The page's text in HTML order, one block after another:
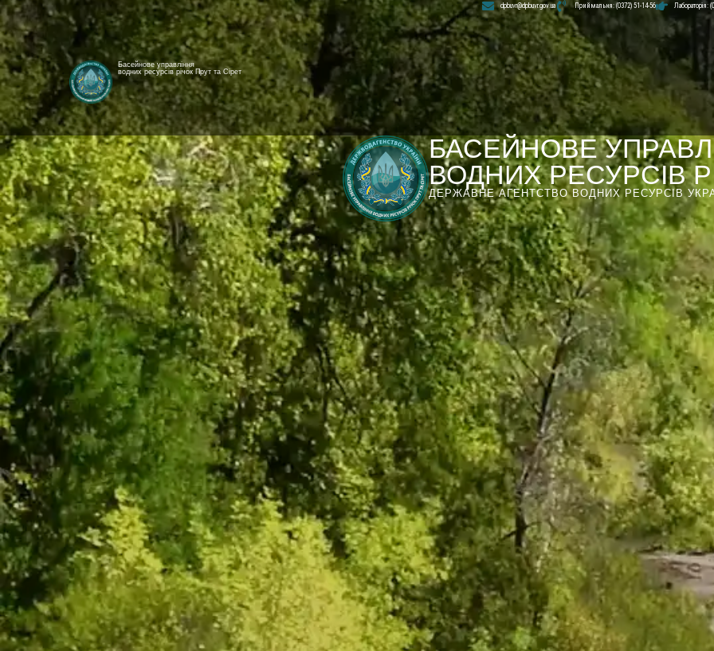
[newyear_garland]
Басейнове управління
водних ресурсів річок Прут та Сірет
Лабораторія:
dpbuvr@dpbuvr.gov.ua Приймальня: (0372) 51-14-56
БАСЕЙНОВЕ
ВОДНИХ РЕСУРСІВ
ДЕРЖАВНЕ АГЕНТСТВО ВОДНИХ РЕСУРСІВ